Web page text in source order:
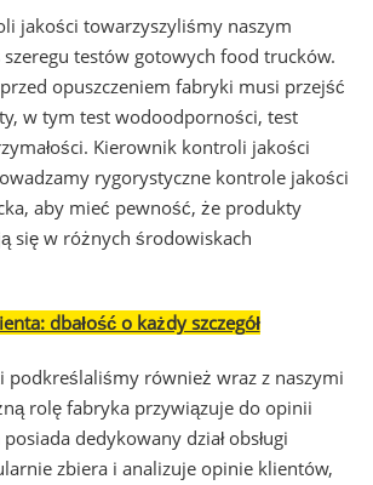
jakości towarzyszyliśmy naszym
testów gotowych food trucków.
opuszczeniem fabryki musi przejść
w tym test wodoodporności, test
Kierownik kontroli jakości
rygorystyczne kontrole jakości
aby mieć pewność, że produkty
się w różnych środowiskach
dbałość o każdy szczegół
podkreślaliśmy również wraz z naszymi
rolę fabryka przywiązuje do opinii
dedykowany dział obsługi
zbiera i analizuje opinie klientów,